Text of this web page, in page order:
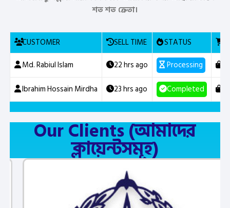
শত শত ক্রেতা।
CUSTOMER SELL TIME STATUS
Md. Rabiul Islam
22 hrs ago Processing
Ibrahim Hossain Mirdha
23 hrs ago Completed
Our Clients (আমাদের
ক্লায়েন্টসমূহ)